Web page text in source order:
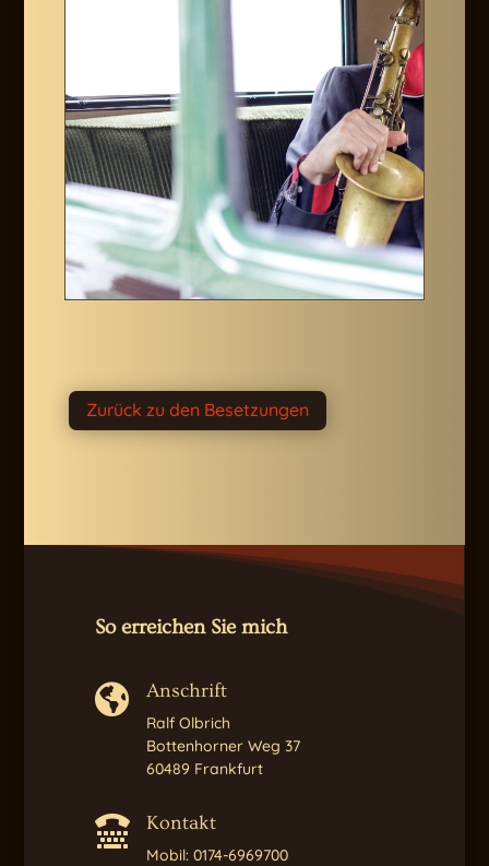
Zurück zu den Besetzungen
So erreichen Sie mich
 Anschrift
Ralf Olbrich
Bottenhorner Weg 37
60489 Frankfurt
 Kontakt
Mobil: 0174-6969700